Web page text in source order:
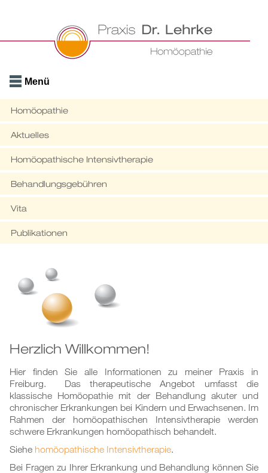
Menü
Homöopathie
Aktuelles
Homöopathische Intensivtherapie
Behandlungsgebühren
Vita
Publikationen
Herzlich Willkommen!
Hier finden Sie alle Informationen zu meiner Praxis in
Freiburg. Das therapeutische Angebot umfasst die
klassische Homöopathie mit der Behandlung akuter und
chronischer Erkrankungen bei Kindern und Erwachsenen. Im
Rahmen der homöopathischen Intensivtherapie werden
schwere Erkrankungen homöopathisch behandelt.
Siehe homöopathische Intensivtherapie.
Bei Fragen zu Ihrer Erkrankung und Behandlung können Sie